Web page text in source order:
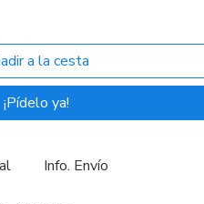
¡Pídelo ya!
Info. Envío